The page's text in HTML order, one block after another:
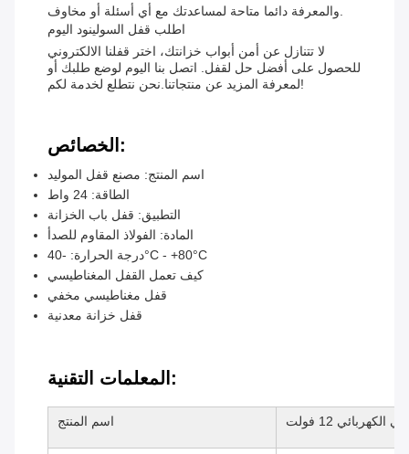
والمعرفة دائما متاحة لمساعدتك مع أي أسئلة أو مخاوف.
اطلب قفل السولينود اليوم
لا تتنازل عن أمن أبواب خزانتك، اختر قفلنا الالكتروني
للحصول على أفضل حل لقفل. اتصل بنا اليوم لوضع طلبك أو
لمعرفة المزيد عن منتجاتنا.نحن نتطلع لخدمة لكم!
الخصائص:
اسم المنتج: مصنع قفل الموليد
الطاقة: 24 واط
التطبيق: قفل باب الخزانة
المادة: الفولاذ المقاوم للصدأ
درجة الحرارة: -40°C - +80°C
كيف تعمل القفل المغناطيسي
قفل مغناطيسي مخفي
قفل خزانة معدنية
المعلمات التقنية:
اسم المنتج 12 فولت